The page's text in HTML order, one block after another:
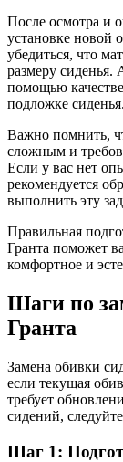
После осмотра и
установке новой
убедиться, что
размеру сиденья.
помощью
подложке сиденья.
Важно помнить,
сложным и
Если у вас нет
рекомендуется
выполнить эту
Правильная
Гранта поможет
комфортное и
Шаги по
Гранта
Замена обивки
если текущая
требует
сидений,
Шаг 1: